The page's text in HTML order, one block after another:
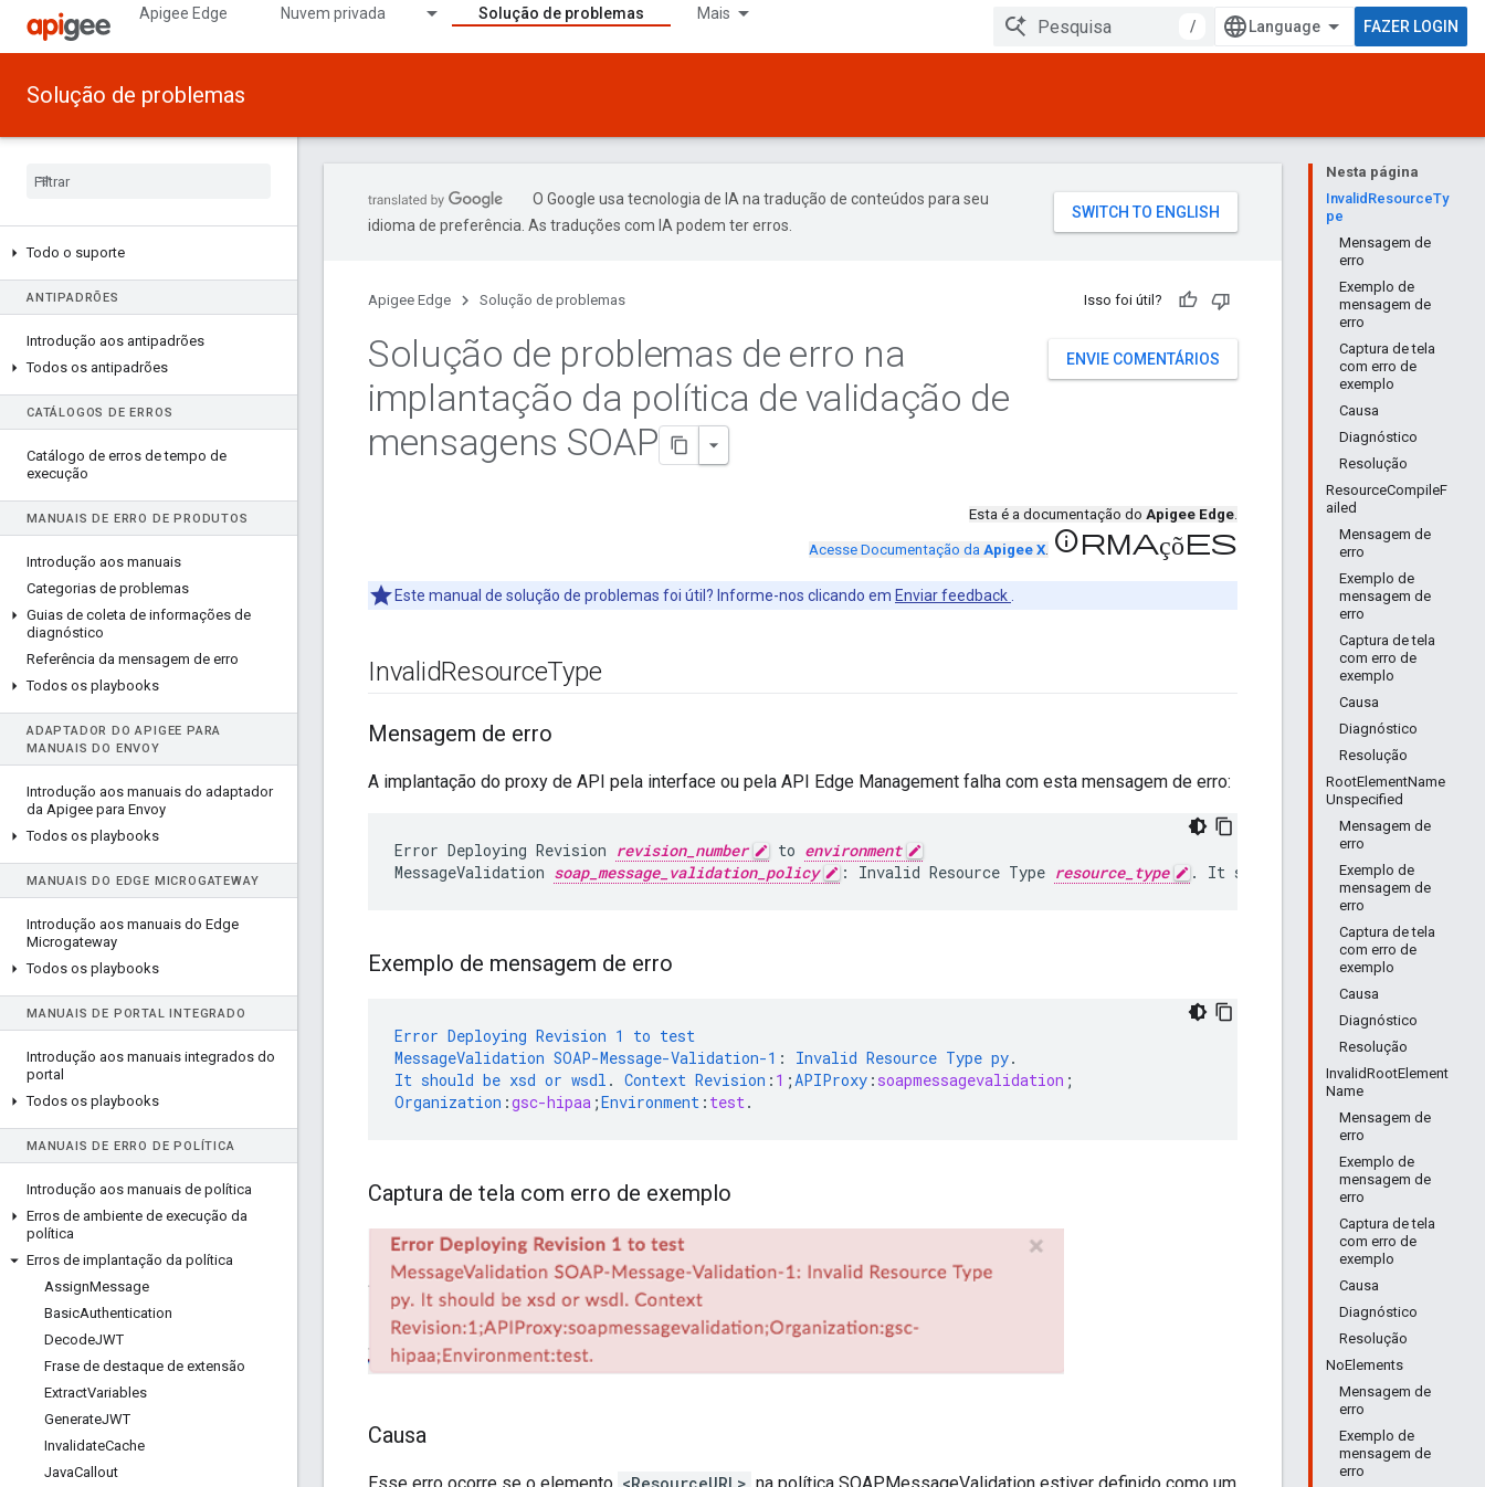
Apigee Edge Nuvem privada Solução de problemas Mais
/ FAZER LOGIN
Solução de problemas
Todo o suporte
ANTIPADRÕES
Introdução aos antipadrões
Todos os antipadrões
CATÁLOGOS DE ERROS
Catálogo de erros de tempo de
execução
MANUAIS DE ERRO DE PRODUTOS
Introdução aos manuais
Categorias de problemas
Guias de coleta de informações de
diagnóstico
Referência da mensagem de erro
Todos os playbooks
ADAPTADOR DO APIGEE PARA
MANUAIS DO ENVOY
Introdução aos manuais do adaptador
da Apigee para Envoy
Todos os playbooks
MANUAIS DO EDGE MICROGATEWAY
Introdução aos manuais do Edge
Microgateway
Todos os playbooks
MANUAIS DE PORTAL INTEGRADO
Introdução aos manuais integrados do
portal
Todos os playbooks
MANUAIS DE ERRO DE POLÍTICA
Introdução aos manuais de política
Erros de ambiente de execução da
política
Erros de implantação da política
AssignMessage
BasicAuthentication
DecodeJWT
Frase de destaque de extensão
ExtractVariables
GenerateJWT
InvalidateCache
JavaCallout
Nesta página
InvalidResourceTy
pe
Mensagem de
erro
Exemplo de
mensagem de
erro
Captura de tela
com erro de
exemplo
Causa
Diagnóstico
Resolução
ResourceCompileF
ailed
Mensagem de
erro
Exemplo de
mensagem de
erro
Captura de tela
com erro de
exemplo
Causa
Diagnóstico
Resolução
RootElementName
Unspecified
Mensagem de
erro
Exemplo de
mensagem de
erro
Captura de tela
com erro de
exemplo
Causa
Diagnóstico
Resolução
InvalidRootElement
Name
Mensagem de
erro
Exemplo de
mensagem de
erro
Captura de tela
com erro de
exemplo
Causa
Diagnóstico
Resolução
NoElements
Mensagem de
erro
Exemplo de
mensagem de
erro
O Google usa tecnologia de IA na tradução de conteúdos para seu
idioma de preferência. As traduções com IA podem ter erros.
Apigee Edge Solução de problemas Isso foi útil?
ENVIE COMENTÁRIOS
Solução de problemas de erro na
implantação da política de validação de
mensagens SOAP
Esta é a documentação do Apigee Edge.
Acesse Documentação da Apigee X. informações
Este manual de solução de problemas foi útil? Informe-nos clicando em Enviar feedback
InvalidResourceType
Mensagem de erro
A implantação do proxy de API pela interface ou pela API Edge Management falha com esta mensagem de erro:
Error Deploying Revision revision_number to environment
MessageValidation soap_message_validation_policy : Invalid Resource Type resource_type . It should xsd or wsdl
Exemplo de mensagem de erro
Error Deploying Revision 1 to test
MessageValidation SOAP-Message-Validation-1 : Invalid Resource Type py.
It should be xsd or wsdl . Context Revision : 1 ;APIProxy : soapmessagevalidation ;
Organization :gsc-hipaa ;Environment : test.
Captura de tela com erro de exemplo
Causa